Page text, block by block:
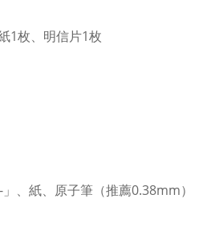
1枚、明信片1枚
、紙、原子筆（推薦0.38mm）